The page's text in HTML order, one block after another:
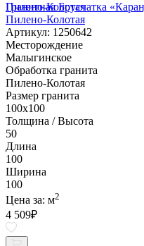
Гранитная Брусчатка
Пилено-Колотая
Артикул: 1250642
Месторождение
Малыгинское
Обработка гранита
Пилено-Колотая
Размер гранита
100х100
Толщина / Высота
50
Длина
100
Ширина
100
Цена за: м2
4 509₽